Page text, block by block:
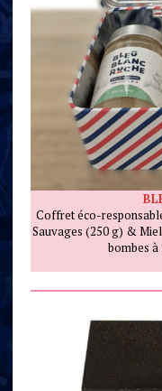
Coffret éco-
Sauvages (250 g) &
bombes